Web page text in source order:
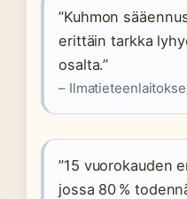
”Kuhmon
erittäin tarkka
osalta.”
–
”15 vuorokauden
jossa 80 %